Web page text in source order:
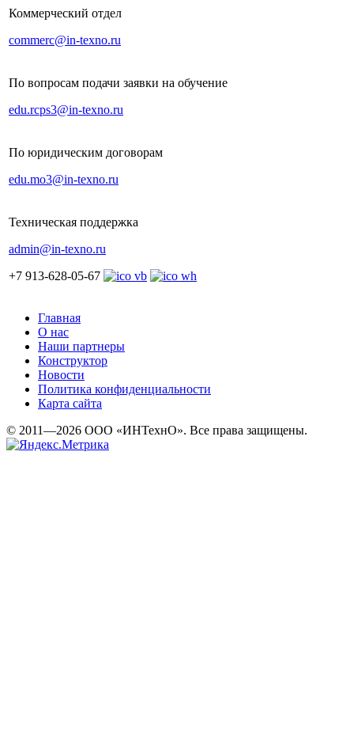
Коммерческий отдел
commerc@in-texno.ru
По вопросам подачи заявки на обучение
edu.rcps3@in-texno.ru
По юридическим договорам
edu.mo3@in-texno.ru
Техническая поддержка
admin@in-texno.ru
+7 913-628-05-67
Главная
О нас
Наши партнеры
Конструктор
Новости
Политика конфиденциальности
Карта сайта
© 2011—2026 ООО «ИНТехнО». Все права защищены.